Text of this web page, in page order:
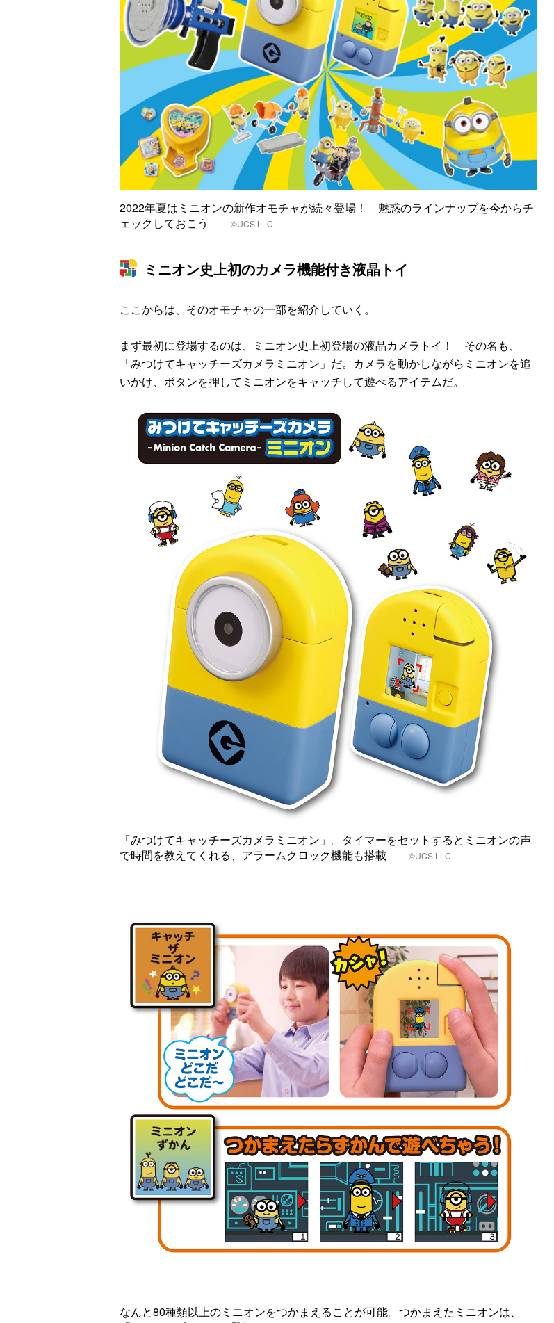
2022年夏はミニオンの新作オモチャが続々登場！ 魅惑のラインナップを今からチ
ェックしておこう
©UCS LLC
ミニオン史上初のカメラ機能付き液晶トイ
ここからは、そのオモチャの一部を紹介していく。
まず最初に登場するのは、ミニオン史上初登場の液晶カメラトイ！ その名も、
「みつけてキャッチーズカメラミニオン」だ。カメラを動かしながらミニオンを追
いかけ、ボタンを押してミニオンをキャッチして遊べるアイテムだ。
「みつけてキャッチーズカメラミニオン」。タイマーをセットするとミニオンの声
で時間を教えてくれる、アラームクロック機能も搭載
©UCS LLC
なんと80種類以上のミニオンをつかまえることが可能。つかまえたミニオンは、
【特別編】トラ
ンスフォーマー
ごー！ごー！
【第6話更新
♡】 わんもあ！
トランスフォー
マーごー！ご
ー！【月末更
新】
ウルトラマンシ
リーズ60周年記
念！ ウルトラ
セブン＝モロボ
シ・ダンを演じ
た森次晃嗣氏特
仮面ライダー誕
生55周年記
念！ 仮面ライ
ダー１号＝本郷
猛を演じた藤岡
弘、氏特別イン
テレビマガジン
2026年夏号発
売!!